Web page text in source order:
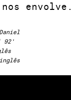
envolve.
92'